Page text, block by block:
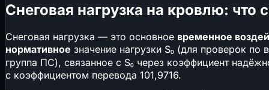
🏠Площадь кровли
📄Цены на кирпич в 2026 году: за штуку, поддон
📄ФРСН: как найти документ и регистрационный
Снеговая нагрузка на кровлю: что
Снеговая нагрузка — это основное временное
нормативное значение нагрузки S₀ (для проверок
группа ПС), связанное с S₀ через коэффициент
с коэффициентом перевода 101,9716.